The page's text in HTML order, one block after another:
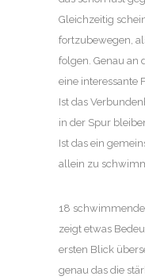
Gleichzeitig
fortzubewegen,
folgen. Genau an
eine interessante
Ist das
in der Spur
Ist das ein
allein zu
18
zeigt etwas
ersten Blick
genau das die